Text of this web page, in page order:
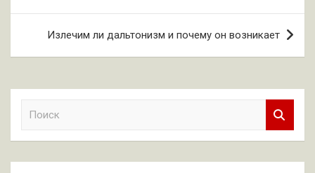
записям
Излечим ли дальтонизм и почему он возникает
к